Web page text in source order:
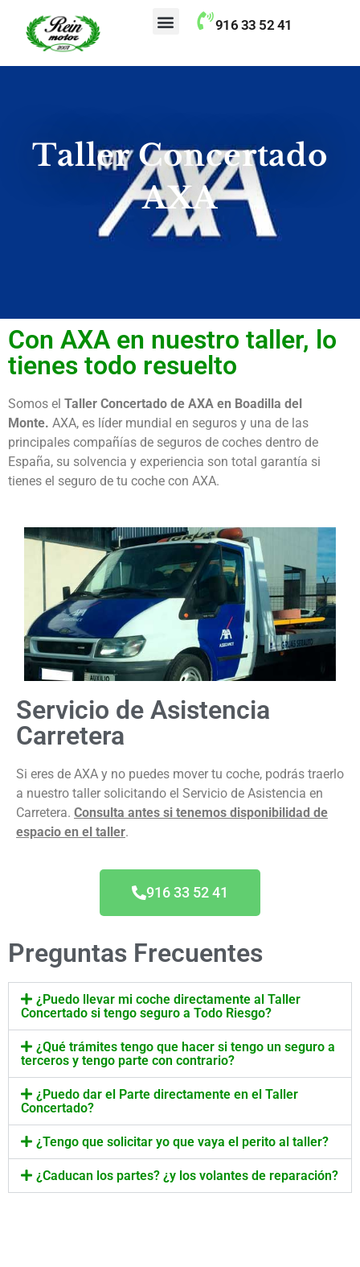
916 33 52 41
Taller Concertado
AXA
Con AXA en nuestro taller, lo
tienes todo resuelto
Somos el Taller Concertado de AXA en Boadilla del
Monte. AXA, es líder mundial en seguros y una de las
principales compañías de seguros de coches dentro de
España, su solvencia y experiencia son total garantía si
tienes el seguro de tu coche con AXA.
Servicio de Asistencia
Carretera
Si eres de AXA y no puedes mover tu coche, podrás traerlo
a nuestro taller solicitando el Servicio de Asistencia en
Carretera. Consulta antes si tenemos disponibilidad de
espacio en el taller.
916 33 52 41
Preguntas Frecuentes
¿Puedo llevar mi coche directamente al Taller
Concertado si tengo seguro a Todo Riesgo?
¿Qué trámites tengo que hacer si tengo un seguro a
terceros y tengo parte con contrario?
¿Puedo dar el Parte directamente en el Taller
Concertado?
¿Tengo que solicitar yo que vaya el perito al taller?
¿Caducan los partes? ¿y los volantes de reparación?